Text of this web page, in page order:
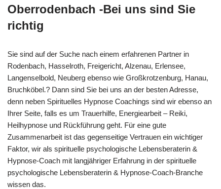
Oberrodenbach -Bei uns sind Sie
richtig
Sie sind auf der Suche nach einem erfahrenen Partner in
Rodenbach, Hasselroth, Freigericht, Alzenau, Erlensee,
Langenselbold, Neuberg ebenso wie Großkrotzenburg, Hanau,
Bruchköbel.? Dann sind Sie bei uns an der besten Adresse,
denn neben Spirituelles Hypnose Coachings sind wir ebenso an
Ihrer Seite, falls es um Trauerhilfe, Energiearbeit – Reiki,
Heilhypnose und Rückführung geht. Für eine gute
Zusammenarbeit ist das gegenseitige Vertrauen ein wichtiger
Faktor, wir als spirituelle psychologische Lebensberaterin &
Hypnose-Coach mit langjähriger Erfahrung in der spirituelle
psychologische Lebensberaterin & Hypnose-Coach-Branche
wissen das.